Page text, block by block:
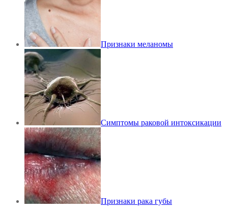
Признаки меланомы
Cимптомы раковой интоксикации
Признаки рака губы